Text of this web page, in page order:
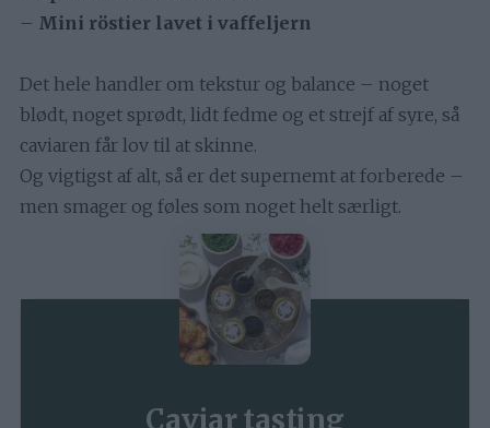
– Mini röstier lavet i vaffeljern
Det hele handler om tekstur og balance – noget
blødt, noget sprødt, lidt fedme og et strejf af syre, så
caviaren får lov til at skinne.
Og vigtigst af alt, så er det supernemt at forberede –
men smager og føles som noget helt særligt.
Caviar tasting